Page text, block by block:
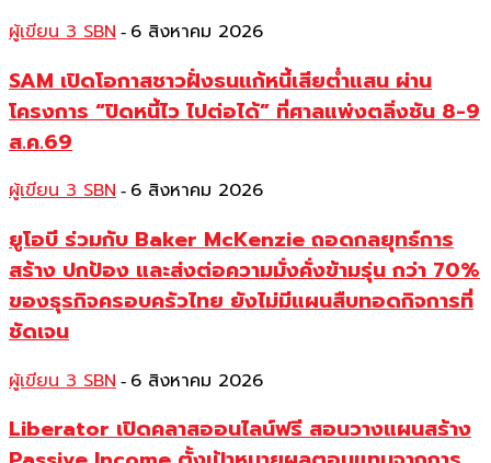
ผู้เขียน 3 SBN - 6 สิงหาคม 2026
SAM เปิดโอกาสชาวฝั่งธนแก้หนี้เสียต่ำแสน ผ่าน
โครงการ “ปิดหนี้ไว ไปต่อได้” ที่ศาลแพ่งตลิ่งชัน 8-9
ส.ค.69
ผู้เขียน 3 SBN - 6 สิงหาคม 2026
ยูโอบี ร่วมกับ Baker McKenzie ถอดกลยุทธ์การ
สร้าง ปกป้อง และส่งต่อความมั่งคั่งข้ามรุ่น กว่า 70%
ของธุรกิจครอบครัวไทย ยังไม่มีแผนสืบทอดกิจการที่
ชัดเจน
ผู้เขียน 3 SBN - 6 สิงหาคม 2026
Liberator เปิดคลาสออนไลน์ฟรี สอนวางแผนสร้าง